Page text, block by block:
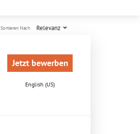
Relevanz
Sortieren Nach
Jetzt bewerben
English (US)